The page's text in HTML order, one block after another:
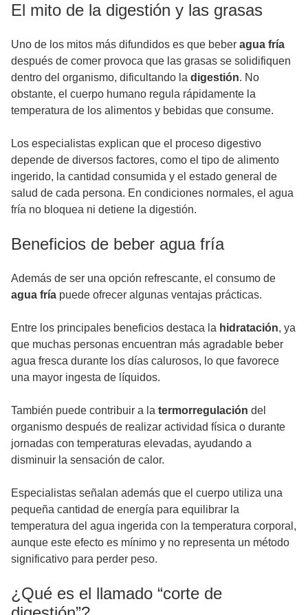
El mito de la digestión y las grasas
Uno de los mitos más difundidos es que beber agua fría
después de comer provoca que las grasas se solidifiquen
dentro del organismo, dificultando la digestión. No
obstante, el cuerpo humano regula rápidamente la
temperatura de los alimentos y bebidas que consume.
Los especialistas explican que el proceso digestivo
depende de diversos factores, como el tipo de alimento
ingerido, la cantidad consumida y el estado general de
salud de cada persona. En condiciones normales, el agua
fría no bloquea ni detiene la digestión.
Beneficios de beber agua fría
Además de ser una opción refrescante, el consumo de
agua fría puede ofrecer algunas ventajas prácticas.
Entre los principales beneficios destaca la hidratación, ya
que muchas personas encuentran más agradable beber
agua fresca durante los días calurosos, lo que favorece
una mayor ingesta de líquidos.
También puede contribuir a la termorregulación del
organismo después de realizar actividad física o durante
jornadas con temperaturas elevadas, ayudando a
disminuir la sensación de calor.
Especialistas señalan además que el cuerpo utiliza una
pequeña cantidad de energía para equilibrar la
temperatura del agua ingerida con la temperatura corporal,
aunque este efecto es mínimo y no representa un método
significativo para perder peso.
¿Qué es el llamado “corte de